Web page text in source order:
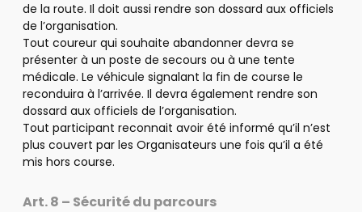
de la route. Il doit aussi rendre son dossard aux officiels
de l’organisation.
Tout coureur qui souhaite abandonner devra se
présenter à un poste de secours ou à une tente
médicale. Le véhicule signalant la fin de course le
reconduira à l’arrivée. Il devra également rendre son
dossard aux officiels de l’organisation.
Tout participant reconnait avoir été informé qu’il n’est
plus couvert par les Organisateurs une fois qu’il a été
mis hors course.
Art. 8 – Sécurité du parcours